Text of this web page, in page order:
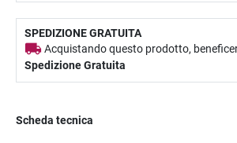
SPEDIZIONE GRATUITA
Acquistando questo prodotto,
Spedizione Gratuita
Scheda tecnica